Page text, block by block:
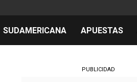
SUDAMERICANA APUESTAS
PUBLICIDAD